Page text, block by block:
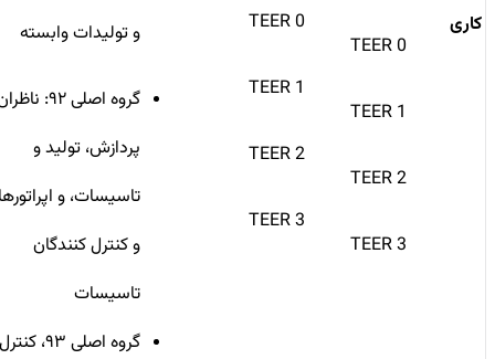
کاری
TEER 0
TEER 1
TEER 2
TEER 3
TEER 0
TEER 1
TEER 2
TEER 3
و تولیدات وابسته
گروه اصلی ۹۲: ناظران
پردازش، تولید و
تاسیسات، و اپراتورها
و کنترل کنندگان
تاسیسات
گروه اصلی ۹۳، کنترل